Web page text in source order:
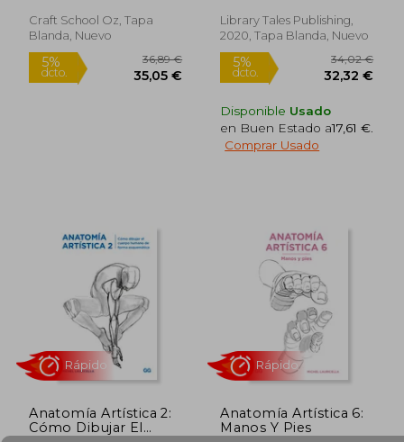
dcto. 15,68 € dcto.
(en Inglés)
Craft School Oz, Tapa
Blanda, Nuevo
Library Tales Publishing,
2020, Tapa Blanda, Nuevo
Disponible Usado
en Buen Estado a17,61 €
Comprar Usado
Anatomía Artística 2:
Cómo Dibujar El
Anatomía Artística 6:
Manos Y Pies